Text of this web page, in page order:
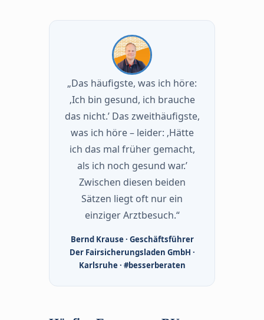
„Das häufigste, was ich höre:
‚Ich bin gesund, ich brauche
das nicht.’ Das zweithäufigste,
was ich höre – leider: ‚Hätte
ich das mal früher gemacht,
als ich noch gesund war.’
Zwischen diesen beiden
Sätzen liegt oft nur ein
einziger Arztbesuch.“
Bernd Krause · Geschäftsführer
Der Fairsicherungsladen GmbH ·
Karlsruhe · #besserberaten